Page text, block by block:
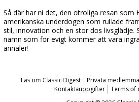
Så där har ni det, den otroliga resan som
amerikanska underdogen som rullade
stil, innovation och en stor dos livsglädje.
namn som för evigt kommer att vara
annaler!
Läs om Classic Digest Privata
Kontaktauppgifter
Terms of